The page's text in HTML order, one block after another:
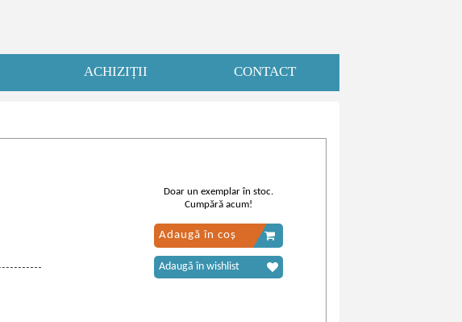
ACHIZIȚII CONTACT
Doar un exemplar în stoc.
Cumpără acum!
Adaugă în coș
Adaugă în wishlist